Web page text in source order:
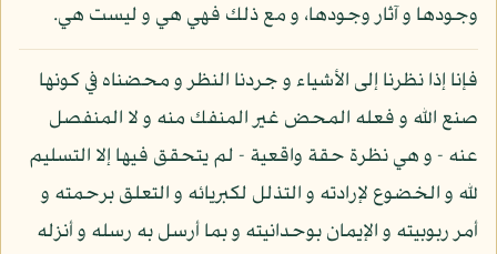
وجودها و آثار وجودها، و مع ذلك فهي هي و ليست هي.
فإنا إذا نظرنا إلى الأشياء و جردنا النظر و محضناه في كونها
صنع الله و فعله المحض غير المنفك منه و لا المنفصل
عنه - و هي نظرة حقة واقعية - لم يتحقق فيها إلا التسليم
لله و الخضوع لإرادته و التذلل لكبريائه و التعلق برحمته و
أمر ربوبيته و الإيمان بوحدانيته و بما أرسل به رسله و أنزله